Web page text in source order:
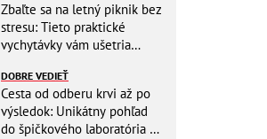
Zbaľte sa na letný piknik bez
stresu: Tieto praktické
vychytávky vám ušetria
DOBRE VEDIEŤ
Cesta od odberu krvi až po
výsledok: Unikátny pohľad
do špičkového laboratória na